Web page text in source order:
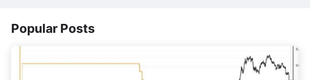
Popular Posts